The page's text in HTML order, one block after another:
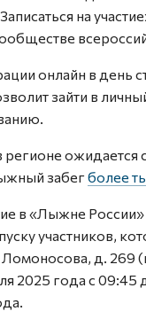
на
онлайн в день
зайти в
ожидается
забегболее
в «Лыжне
участников,
Ломоносова, д.
2025 года с